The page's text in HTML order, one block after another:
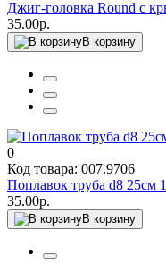
Джиг-головка Round с
35.00р.
В корзину
0
Код товара: 007.9706
Поплавок труба d8 25см
35.00р.
В корзину